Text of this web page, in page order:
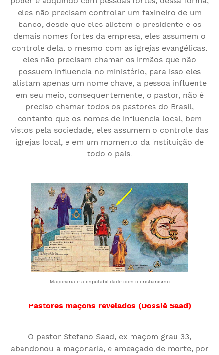
eles não precisam controlar um faxineiro de um
banco, desde que eles alistem o presidente e os
demais nomes fortes da empresa, eles assumem o
controle dela, o mesmo com as igrejas evangélicas,
eles não precisam chamar os irmãos que não
possuem influencia no ministério, para isso eles
alistam apenas um nome chave, a pessoa influente
em seu meio, consequentemente, o pastor, não é
preciso chamar todos os pastores do Brasil,
contanto que os nomes de influencia local, bem
vistos pela sociedade, eles assumem o controle das
igrejas local, e em um momento da instituição de
todo o pais.
Maçonaria e a imputabilidade com o cristianismo
Pastores maçons revelados (Dossiê Saad)
O pastor Stefano Saad, ex maçom grau 33,
abandonou a maçonaria, e ameaçado de morte, por